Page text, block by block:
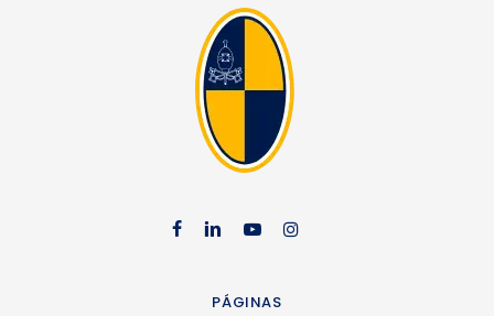
facebook
linkedin
youtube
PÁGINAS